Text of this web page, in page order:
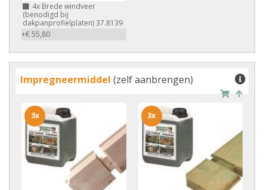
4x Brede windveer
(benodigd bij
dakpanprofielplaten) 37.8139
+€ 55,80
Impregneermiddel (zelf aanbrengen)
3x 3x